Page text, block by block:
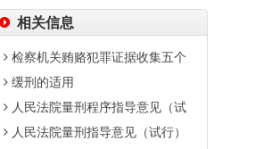
相关信息
检察机关贿赂犯罪证据收集五个
缓刑的适用
人民法院量刑程序指导意见（试
人民法院量刑指导意见（试行）